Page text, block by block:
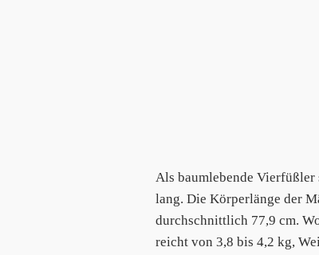
Als baumlebende
lang. Die Körperlänge der
durchschnittlich 77,9 cm.
reicht von 3,8 bis 4,2 kg,